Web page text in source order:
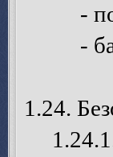
-
- бан -
1.24.
1.24.1.